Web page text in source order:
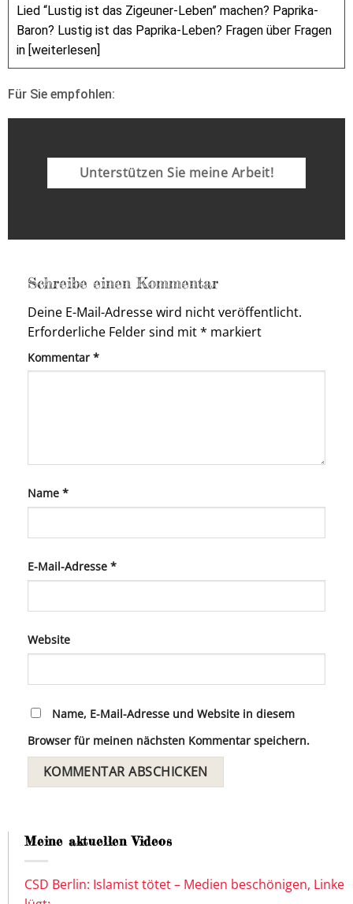
Lied “Lustig ist das Zigeuner-Leben” machen? Paprika-
Baron? Lustig ist das Paprika-Leben? Fragen über Fragen
in [weiterlesen]
Für Sie empfohlen:
Unterstützen Sie meine Arbeit!
Schreibe einen Kommentar
Deine E-Mail-Adresse wird nicht veröffentlicht.
Erforderliche Felder sind mit* markiert
Kommentar *
Name *
E-Mail-Adresse *
Website
Name, E-Mail-Adresse und Website in diesem
Browser für meinen nächsten Kommentar speichern.
Meine aktuellen Videos
CSD Berlin: Islamist tötet – Medien beschönigen, Linke